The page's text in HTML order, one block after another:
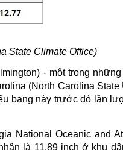
State Climate Office)
- một trong
(North Carolina State
bang này trước đó lần
National Oceanic and
là 11,89 inch ở khu